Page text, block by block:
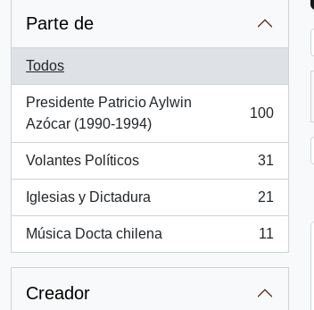
Parte de
Todos
Presidente Patricio Aylwin
Azócar (1990-1994)
, 100 resultados
100
Volantes Políticos
, 31 resultados
31
Iglesias y Dictadura
, 21 resultados
21
Música Docta chilena
, 11 resultados
11
Creador